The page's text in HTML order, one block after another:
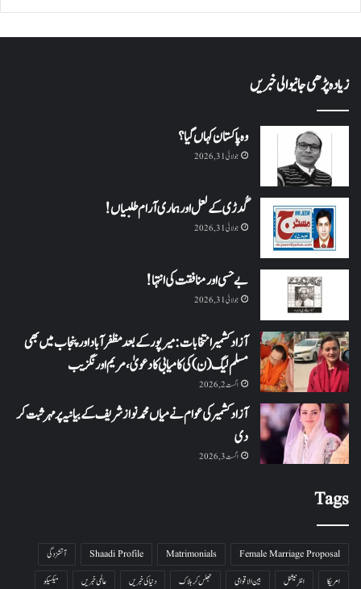
زیادہ پڑھی جانیوالی خبریں
وہ پاکستان کہاں گیا؟
جولائی 31, 2026
گُدڑی کے لعل اور ہماری آرام طلبیاں!
جولائی 31, 2026
بے حسی اور منافقت کی انتہا !
جولائی 31, 2026
آزاد کشمیر انتخابات: میرپور کے بعد مظفرآباد اور پنجاب میں بھی
مسلم لیگ (ن) کی کامیابی کا دعویٰ، مریم اورنگزیب
اگست 2, 2026
آزاد کشمیر کی عوام نے میاں محمد نواز شریف کے بیانیہ پر مہر ثبت کر
دی
اگست 3, 2026
Tags
Female Marriage Proposal
Matrimonials
Shaadi Profile
آتشزدگی
امریکا
انٹرنیشنل بین الاقوامی جھلس کر ہلاک دنیا کی خبریں عالمی خبریں
میکسیکو